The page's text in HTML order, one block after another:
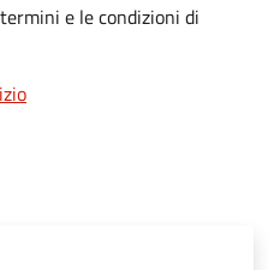
e le condizioni di